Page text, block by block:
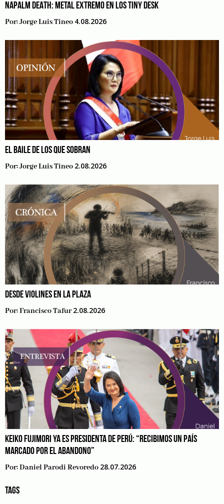
NAPALM DEATH: METAL EXTREMO EN LOS TINY DESK
Por:Jorge Luis Tineo 4.08.2026
EL BAILE DE LOS QUE SOBRAN
Por:Jorge Luis Tineo 2.08.2026
DESDE VIOLINES EN LA PLAZA
Por:Francisco Tafur 2.08.2026
KEIKO FUJIMORI YA ES PRESIDENTA DE PERÚ: “RECIBIMOS UN PAÍS
MARCADO POR EL ABANDONO”
Por:Daniel Parodi Revoredo 28.07.2026
TAGS